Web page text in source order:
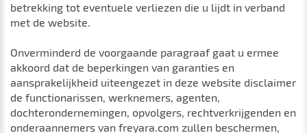
betrekking tot eventuele verliezen die u lijdt in verband
met de website.
Onverminderd de voorgaande paragraaf gaat u ermee
akkoord dat de beperkingen van garanties en
aansprakelijkheid uiteengezet in deze website disclaimer
de functionarissen, werknemers, agenten,
dochterondernemingen, opvolgers, rechtverkrijgenden en
onderaannemers van freyara.com zullen beschermen,